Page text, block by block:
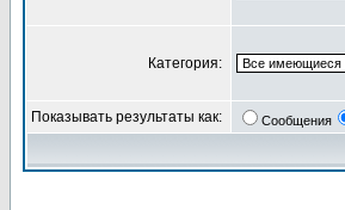
Категория:
Показывать результаты как: Сообщения